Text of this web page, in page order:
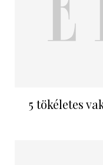
5 tökéletes